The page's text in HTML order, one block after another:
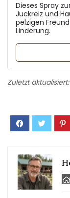
Dieses Spray
Juckreiz und
pelzigen
Linderung.
Zuletzt aktualisiert: